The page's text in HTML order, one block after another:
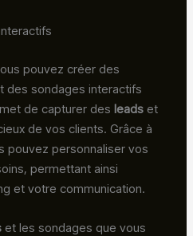
pouvez créer des
des sondages interactifs
de capturer desleads et
de vos clients. Grâce à
pouvez personnaliser vos
permettant ainsi
et votre communication.
et les sondages que vous